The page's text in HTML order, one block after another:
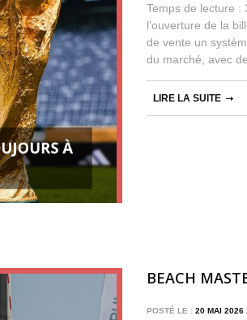
Temps de lecture :
l’ouverture de la
de vente un
du marché, avec
LIRE LA SUITE
BEACH
POSTÉ LE : 20 MAI